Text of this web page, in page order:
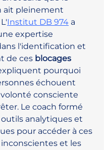
ait pleinement
Institut DB 974 a
expertise
l'identification et
de ces blocages
pourquoi
échouent
consciente
Le coach formé
outils analytiques et
pour accéder à ces
et les